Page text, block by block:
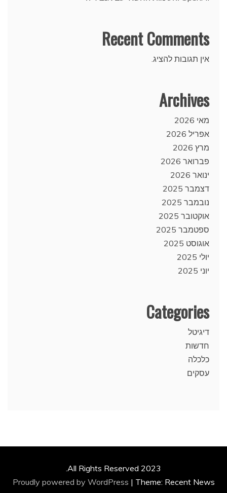
Recent Comments
אין תגובות להציג.
Archives
מאי 2026
אפריל 2026
מרץ 2026
פברואר 2026
ינואר 2026
דצמבר 2025
נובמבר 2025
אוקטובר 2025
ספטמבר 2025
אוגוסט 2025
יולי 2025
יוני 2025
Categories
דיגיטל
חדשות
כלכלה
עסקים
All Rights Reserved 2023.
Proudly powered by WordPress | Theme: Recent News